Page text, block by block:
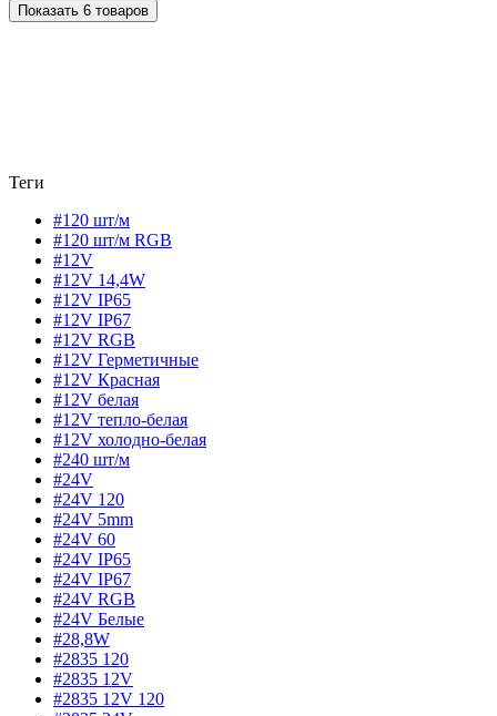
Показать 6 товаров
Теги
#120 шт/м
#120 шт/м RGB
#12V
#12V 14,4W
#12V IP65
#12V IP67
#12V RGB
#12V Герметичные
#12V Красная
#12V белая
#12V тепло-белая
#12V холодно-белая
#240 шт/м
#24V
#24V 120
#24V 5mm
#24V 60
#24V IP65
#24V IP67
#24V RGB
#24V Белые
#28,8W
#2835 120
#2835 12V
#2835 12V 120